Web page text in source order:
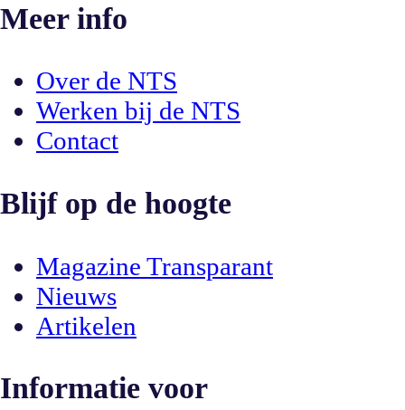
Meer info
Over de NTS
Werken bij de NTS
Contact
Blijf op de hoogte
Magazine Transparant
Nieuws
Artikelen
Informatie voor